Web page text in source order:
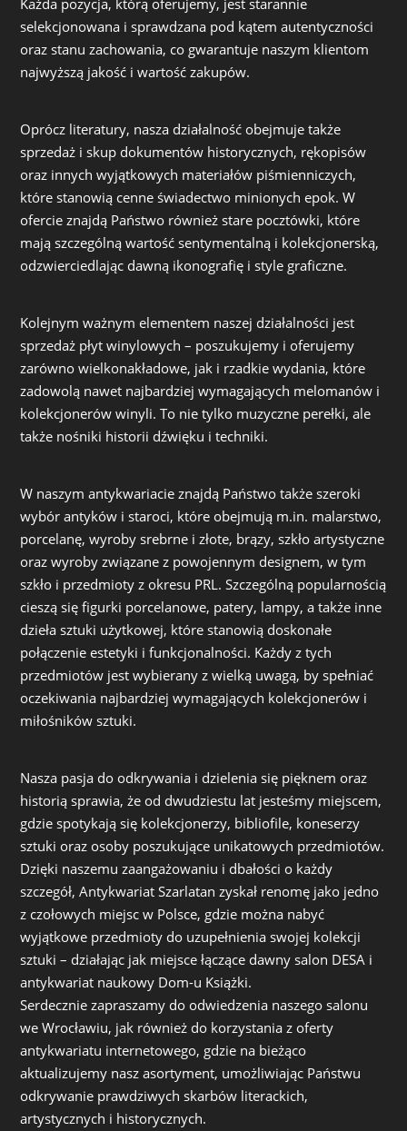
selekcjonowana i sprawdzana pod kątem autentyczności
oraz stanu zachowania, co gwarantuje naszym klientom
najwyższą jakość i wartość zakupów.
Oprócz literatury, nasza działalność obejmuje także
sprzedaż i skup dokumentów historycznych, rękopisów
oraz innych wyjątkowych materiałów piśmienniczych,
które stanowią cenne świadectwo minionych epok. W
ofercie znajdą Państwo również stare pocztówki, które
mają szczególną wartość sentymentalną i kolekcjonerską,
odzwierciedlając dawną ikonografię i style graficzne.
Kolejnym ważnym elementem naszej działalności jest
sprzedaż płyt winylowych – poszukujemy i oferujemy
zarówno wielkonakładowe, jak i rzadkie wydania, które
zadowolą nawet najbardziej wymagających melomanów i
kolekcjonerów winyli. To nie tylko muzyczne perełki, ale
także nośniki historii dźwięku i techniki.
W naszym antykwariacie znajdą Państwo także szeroki
wybór antyków i staroci, które obejmują m.in. malarstwo,
porcelanę, wyroby srebrne i złote, brązy, szkło artystyczne
oraz wyroby związane z powojennym designem, w tym
szkło i przedmioty z okresu PRL. Szczególną popularnością
cieszą się figurki porcelanowe, patery, lampy, a także inne
dzieła sztuki użytkowej, które stanowią doskonałe
połączenie estetyki i funkcjonalności. Każdy z tych
przedmiotów jest wybierany z wielką uwagą, by spełniać
oczekiwania najbardziej wymagających kolekcjonerów i
miłośników sztuki.
Nasza pasja do odkrywania i dzielenia się pięknem oraz
historią sprawia, że od dwudziestu lat jesteśmy miejscem,
gdzie spotykają się kolekcjonerzy, bibliofile, koneserzy
sztuki oraz osoby poszukujące unikatowych przedmiotów.
Dzięki naszemu zaangażowaniu i dbałości o każdy
szczegół, Antykwariat Szarlatan zyskał renomę jako jedno
z czołowych miejsc w Polsce, gdzie można nabyć
wyjątkowe przedmioty do uzupełnienia swojej kolekcji
sztuki – działając jak miejsce łączące dawny salon DESA i
antykwariat naukowy Dom-u Książki.
Serdecznie zapraszamy do odwiedzenia naszego salonu
we Wrocławiu, jak również do korzystania z oferty
antykwariatu internetowego, gdzie na bieżąco
aktualizujemy nasz asortyment, umożliwiając Państwu
odkrywanie prawdziwych skarbów literackich,
artystycznych i historycznych.